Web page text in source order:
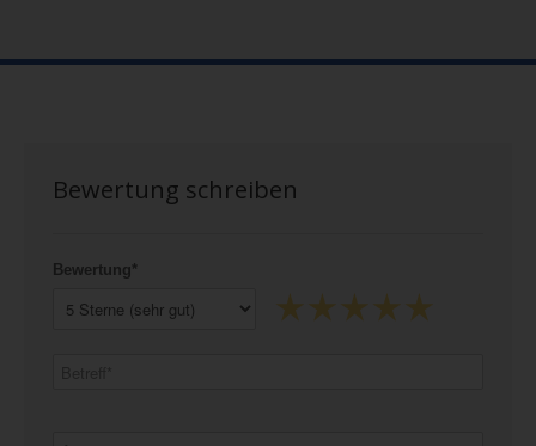
Bewertung schreiben
Bewertung*